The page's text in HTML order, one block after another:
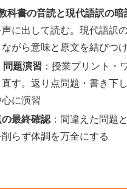
科書の音読と現代語訳の暗
に出して読む。現代語訳
がら意味と原文を結びつ
問題演習 ：授業プリント・
す。返り点問題・書き下
に演習
の最終確認：間違えた問題
らず体調を万全にする